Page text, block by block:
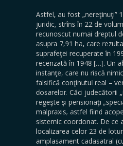
Astfel, au fost „nereţinuţi”
juridic, strîns în 22 de
recunoscut numai dreptul
asupra 7,91 ha, care
suprafeţei recuperate în
recenzată în 1948 […]. Un
instanţe, care nu riscă
falsifică conţinutul real –
dosarelor. Căci judecătorii
regeşte şi pensionaţi
malpraxis, astfel fiind
sistemic coordonat. De ce
localizarea celor 23 de
amplasament cadasatral